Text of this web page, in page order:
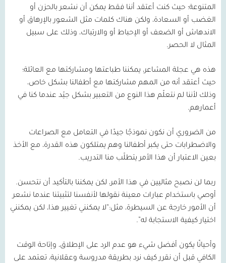
المتنوعة؛ حيث كنت أعتقد أننا فقط يمكن أن نشعر بالحزن أو
الغضب أو السعادة، ولكن هناك كلمات مثل الشعور بالإرهاق أو
الاندهاش أو الضعف أو الإحباط أو والارتباك، وذلك على سبيل
المثال لا الحصر.
هذه هي عجلة المشاعر، يمكننا طباعتها ومشاركتها مع العائلة؛
حيث أعتقد أنه من المهم مشاركتها مع أطفالنا بشكل خاص،
وذلك لأننا لم نتعلّم هذا النوع من التعبير بشكل جيّد عندما كنا في
أعمارهم.
من الضروري أن نكون نموذجًا جيدًا في التعامل مع الصراعات
والاضطرابات حتى يكبر أطفالنا وهم يمتلكون هذه القدرة، مع الأخذ
بعين الاعتبار أن هذا الأمر يتطلّب منا التدريب.
ربما لن نصبح مثاليين في هذا الأمر، لكن يمكننا بالتأكيد أن نتحسن.
أوصي باستخدام عبارات معينة نقولها لأنفسنا لتثبيتنا عندما نشعر
أن الأمور خارجة عن السيطرة، مثل:“لا يمكنني تغيير هذا، لكن يمكنني
اختيار كيفية الاستجابة له”.
وأحيانًا يكون أفضل شيء هو عدم الرد على الإطلاق، وإتاحة الوقت
الكافي قبل أن نقرر كيف نرد بطريقة مدروسة وعقلانية، تعتمد على